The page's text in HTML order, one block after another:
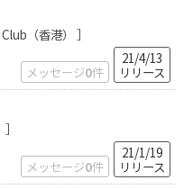
（香港） ］
メッセージ0件
21/4/13
リリース
メッセージ0件
21/1/19
リリース